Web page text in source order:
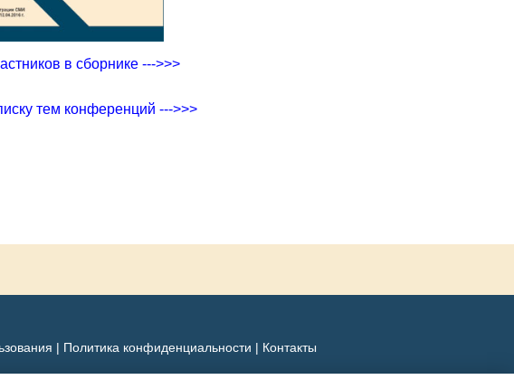
в сборнике --->>>
тем конференций --->>>
| Политика конфиденциальности | Контакты